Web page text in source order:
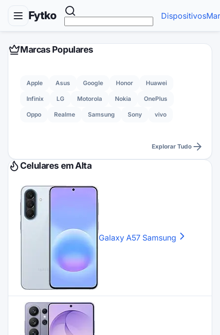
Fytko Dispositivos
Marcas Populares
Apple Asus Google Honor Huawei
Infinix LG Motorola Nokia OnePlus
Oppo Realme Samsung Sony vivo
Explorar Tudo
Celulares em Alta
Galaxy A57 Samsung